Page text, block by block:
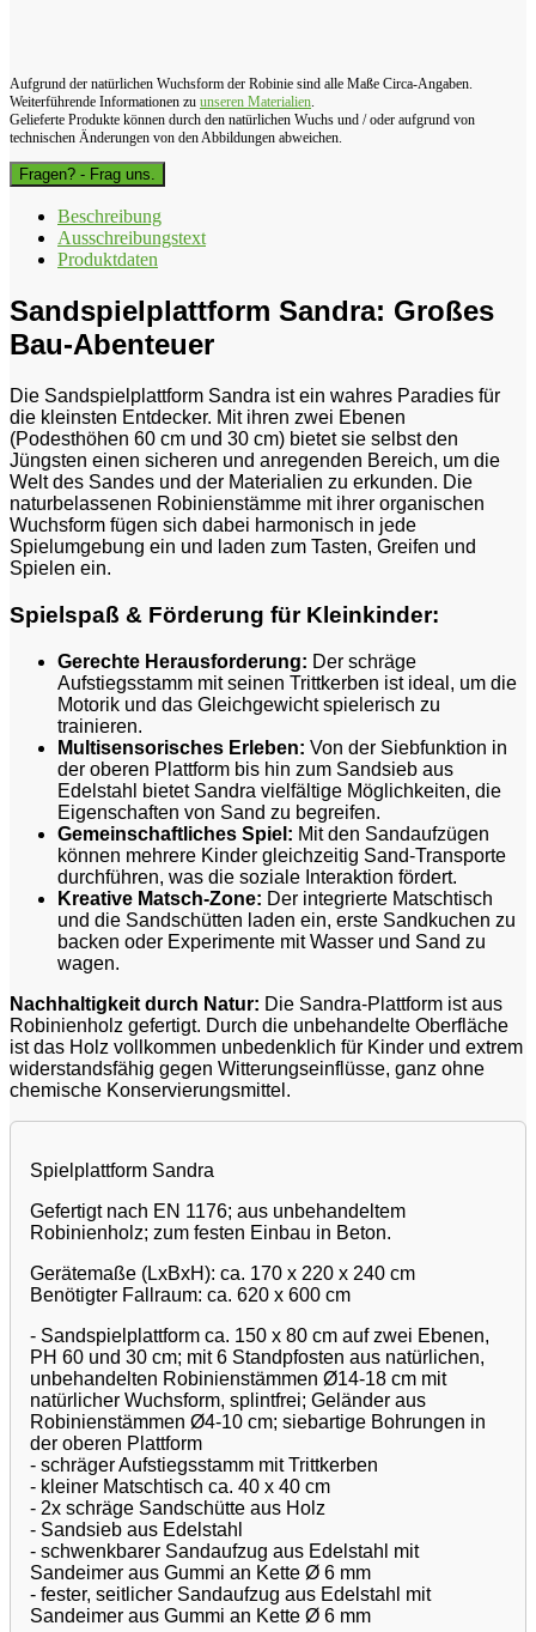
Aufgrund der natürlichen Wuchsform der Robinie sind alle Maße Circa-Angaben.
Weiterführende Informationen zu unseren Materialien.
Gelieferte Produkte können durch den natürlichen Wuchs und / oder aufgrund von
technischen Änderungen von den Abbildungen abweichen.
Fragen? - Frag uns.
Beschreibung
Ausschreibungstext
Produktdaten
Sandspielplattform Sandra: Großes
Bau-Abenteuer
Die Sandspielplattform Sandra ist ein wahres Paradies für
die kleinsten Entdecker. Mit ihren zwei Ebenen
(Podesthöhen 60 cm und 30 cm) bietet sie selbst den
Jüngsten einen sicheren und anregenden Bereich, um die
Welt des Sandes und der Materialien zu erkunden. Die
naturbelassenen Robinienstämme mit ihrer organischen
Wuchsform fügen sich dabei harmonisch in jede
Spielumgebung ein und laden zum Tasten, Greifen und
Spielen ein.
Spielspaß & Förderung für Kleinkinder:
Gerechte Herausforderung: Der schräge
Aufstiegsstamm mit seinen Trittkerben ist ideal, um die
Motorik und das Gleichgewicht spielerisch zu
trainieren.
Multisensorisches Erleben: Von der Siebfunktion in
der oberen Plattform bis hin zum Sandsieb aus
Edelstahl bietet Sandra vielfältige Möglichkeiten, die
Eigenschaften von Sand zu begreifen.
Gemeinschaftliches Spiel: Mit den Sandaufzügen
können mehrere Kinder gleichzeitig Sand-Transporte
durchführen, was die soziale Interaktion fördert.
Kreative Matsch-Zone: Der integrierte Matschtisch
und die Sandschütten laden ein, erste Sandkuchen zu
backen oder Experimente mit Wasser und Sand zu
wagen.
Nachhaltigkeit durch Natur: Die Sandra-Plattform ist aus
Robinienholz gefertigt. Durch die unbehandelte Oberfläche
ist das Holz vollkommen unbedenklich für Kinder und extrem
widerstandsfähig gegen Witterungseinflüsse, ganz ohne
chemische Konservierungsmittel.
Spielplattform Sandra
Gefertigt nach EN 1176; aus unbehandeltem
Robinienholz; zum festen Einbau in Beton.
Gerätemaße (LxBxH): ca. 170 x 220 x 240 cm
Benötigter Fallraum: ca. 620 x 600 cm
- Sandspielplattform ca. 150 x 80 cm auf zwei Ebenen,
PH 60 und 30 cm; mit 6 Standpfosten aus natürlichen,
unbehandelten Robinienstämmen Ø14-18 cm mit
natürlicher Wuchsform, splintfrei; Geländer aus
Robinienstämmen Ø4-10 cm; siebartige Bohrungen in
der oberen Plattform
- schräger Aufstiegsstamm mit Trittkerben
- kleiner Matschtisch ca. 40 x 40 cm
- 2x schräge Sandschütte aus Holz
- Sandsieb aus Edelstahl
- schwenkbarer Sandaufzug aus Edelstahl mit
Sandeimer aus Gummi an Kette Ø 6 mm
- fester, seitlicher Sandaufzug aus Edelstahl mit
Sandeimer aus Gummi an Kette Ø 6 mm